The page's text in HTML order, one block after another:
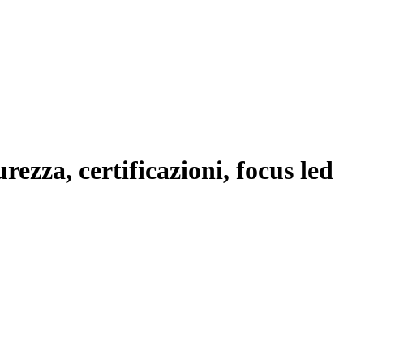
certificazioni, focus led